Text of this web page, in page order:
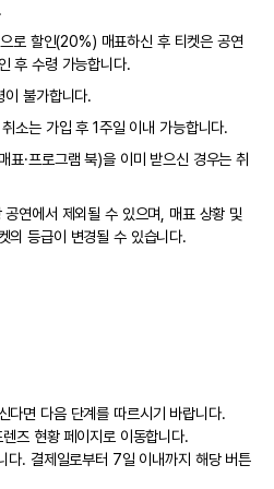
로 할인(20%) 매표하신 후 티켓은 공연
후 수령 가능합니다.
불가합니다.
소는 가입 후 1주일 이내 가능합니다.
표·프로그램 북)을 이미 받으신 경우는 취
연에서 제외될 수 있으며, 매표 상황 및
의 등급이 변경될 수 있습니다.
다면 다음 단계를 따르시기 바랍니다.
즈 현황 페이지로 이동합니다.
. 결제일로부터 7일 이내까지 해당 버튼